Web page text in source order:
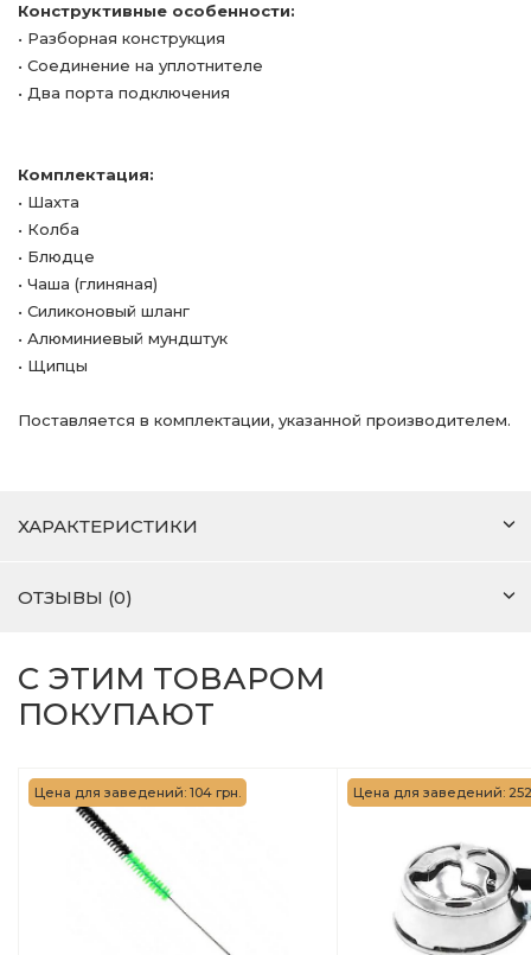
Конструктивные особенности:
• Разборная конструкция
• Соединение на уплотнителе
• Два порта подключения
Комплектация:
• Шахта
• Колба
• Блюдце
• Чаша (глиняная)
• Силиконовый шланг
• Алюминиевый мундштук
• Щипцы
Поставляется в комплектации, указанной производителем.
ХАРАКТЕРИСТИКИ
ОТЗЫВЫ (0)
С ЭТИМ ТОВАРОМ
ПОКУПАЮТ
Цена для заведений: 104 грн. Цена для заведений: 252